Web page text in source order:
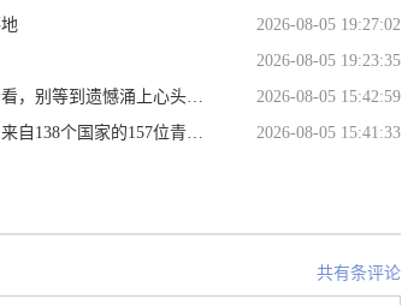
2026-08-05 19:27:02
2026-08-05 19:23:35
遗憾涌上心头才幡然醒悟。
2026-08-05 15:42:59
语桥世界大学生中文比赛全球决赛，蓄势待发，全新启程。 2026-08-05 15:41:33
共有条评论